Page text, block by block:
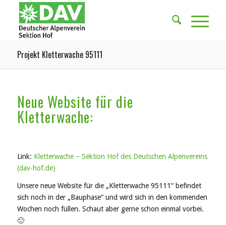
Projekt Kletterwache 95111
Neue Website für die
Kletterwache:
Link: Kletterwache – Sektion Hof des Deutschen Alpenvereins
(dav-hof.de)
Unsere neue Website für die „Kletterwache 95111“ befindet
sich noch in der „Bauphase“ und wird sich in den kommenden
Wochen noch füllen. Schaut aber gerne schon einmal vorbei.
🙂